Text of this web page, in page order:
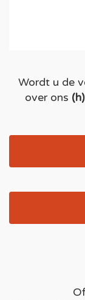
Wordt u de
over ons